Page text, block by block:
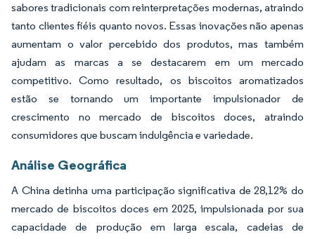
sabores tradicionais com reinterpretações modernas, atraindo
tanto clientes fiéis quanto novos. Essas inovações não apenas
aumentam o valor percebido dos produtos, mas também
ajudam as marcas a se destacarem em um mercado
competitivo. Como resultado, os biscoitos aromatizados
estão se tornando um importante impulsionador de
crescimento no mercado de biscoitos doces, atraindo
consumidores que buscam indulgência e variedade.
Análise Geográfica
A China detinha uma participação significativa de 28,12% do
mercado de biscoitos doces em 2025, impulsionada por sua
capacidade de produção em larga escala, cadeias de